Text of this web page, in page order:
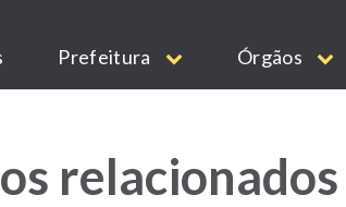
Prefeitura Órgãos
relacionados